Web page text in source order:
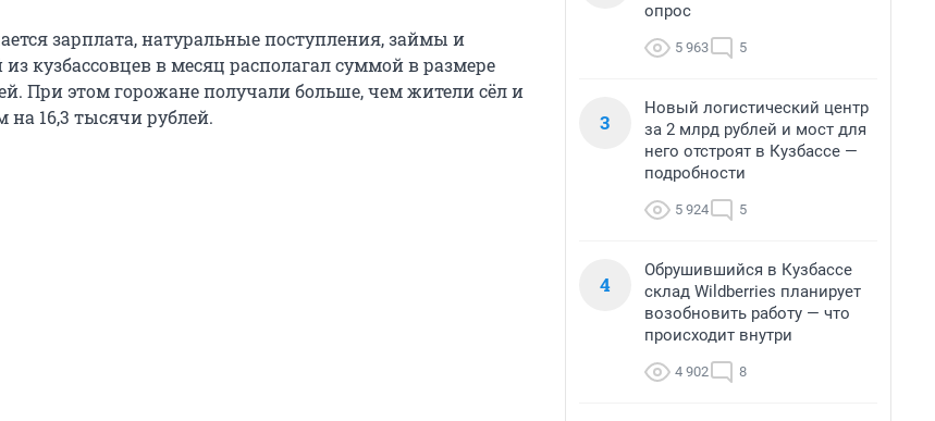
зарплата, натуральные поступления, займы и
кузбассовцев в месяц располагал суммой в размере
При этом горожане получали больше, чем жители сёл и
на 16,3 тысячи рублей.
опрос
5 963 5
3
Новый логистический центр
за 2 млрд рублей и мост для
него отстроят в Кузбассе —
подробности
5 924 5
4
Обрушившийся в Кузбассе
склад Wildberries планирует
возобновить работу — что
происходит внутри
4 902 8